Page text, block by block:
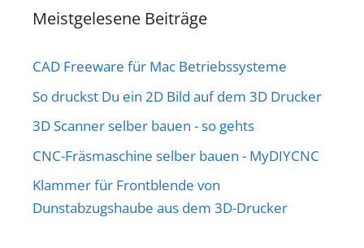
Meistgelesene Beiträge
CAD Freeware für Mac Betriebssysteme
So druckst Du ein 2D Bild auf dem 3D Drucker
3D Scanner selber bauen - so gehts
CNC-Fräsmaschine selber bauen - MyDIYCNC
Klammer für Frontblende von
Dunstabzugshaube aus dem 3D-Drucker